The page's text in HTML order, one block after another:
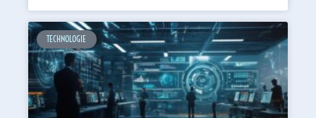
TECHNOLOGIE